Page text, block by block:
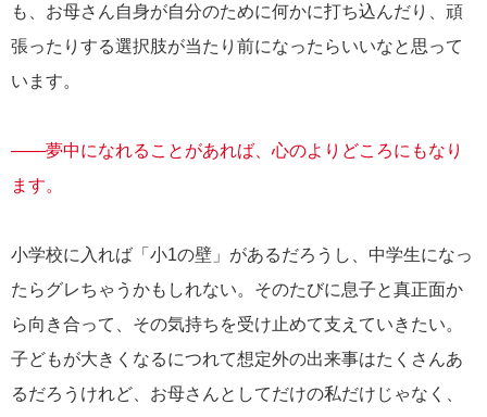
も、お母さん自身が自分のために何かに打ち込んだり、頑
張ったりする選択肢が当たり前になったらいいなと思って
います。
――夢中になれることがあれば、心のよりどころにもなり
ます。
小学校に入れば「小1の壁」があるだろうし、中学生になっ
たらグレちゃうかもしれない。そのたびに息子と真正面か
ら向き合って、その気持ちを受け止めて支えていきたい。
子どもが大きくなるにつれて想定外の出来事はたくさんあ
るだろうけれど、お母さんとしてだけの私だけじゃなく、